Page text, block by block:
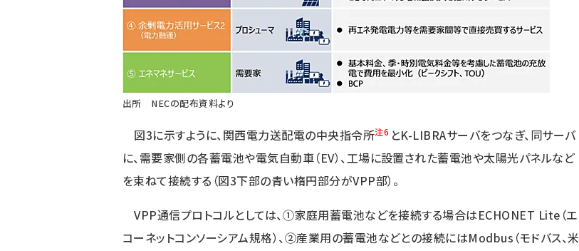
出所 NECの配布資料より
図3に示すように、関西電力送配電の中央指令所注6 とK-LIBRAサーバをつなぎ、同サーバ
に、需要家側の各蓄電池や電気自動車（EV）、工場に設置された蓄電池や太陽光パネルなど
を束ねて接続する（図3下部の青い楕円部分がVPP部）。
VPP通信プロトコルとしては、①家庭用蓄電池などを接続する場合はECHONET Lite（エ
コーネットコンソーシアム規格）、②産業用の蓄電池などとの接続にはModbus（モドバス、米